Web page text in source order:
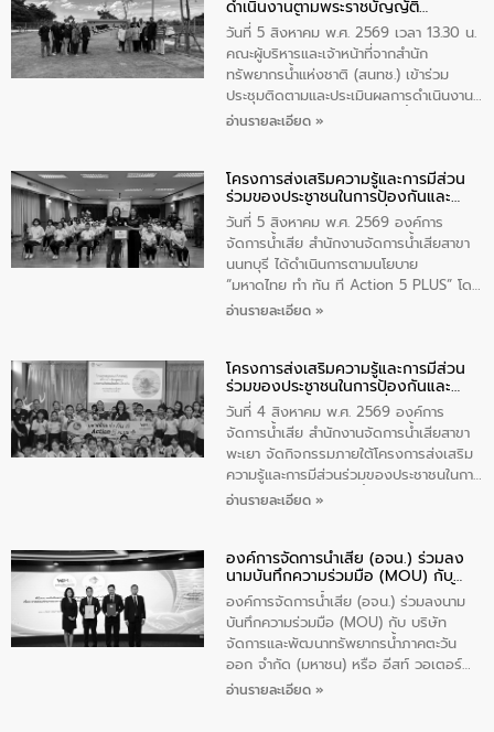
ดำเนินงานตามพระราชบัญญัติ
ทรัพยากรน้ำ พ.ศ. 2561 ประจำ
ปีงบประมาณ พ.ศ. 2569
วันที่ 5 สิงหาคม พ.ศ. 2569 เวลา 13.30 น.
คณะผู้บริหารและเจ้าหน้าที่จากสำนัก
ทรัพยากรน้ำแห่งชาติ (สนทช.) เข้าร่วม
ประชุมติดตามและประเมินผลการดำเนินงาน
ตามพระราชบัญญัติทรัพยากรน้ำ พ.ศ. 2561
วัดสิงห์ จังหวัดชัยนาท โดยมีนายแสงชัย
สุขชื่น นายกเทศมนตรีตำบลวัดสิงห์ คณะผู้
บริหารเทศบาลตำบลวัดสิงห์ ผู้นำชุมชน และ
ประชาชนในพื้นที่เทศบาลตำบลวัดสิงก์ที่มี
ส่วนได้ส่วนเสียในโครงก่อสร้างศูนย์บริหาร
จัดการคุณภาพน้ำเทศบาลตำบลวัดสิงห์
จังหวัดชัยนาท ให้การต้อนรับ
อ่านรายละเอียด »
โครงการส่งเสริมความรู้และการมีส่วน
ร่วมของประชาชนในการป้องกันและ
แก้ไขปัญหาน้ำเสียอย่างยั่งยืน
วันที่ 5 สิงหาคม พ.ศ. 2569 องค์การ
จัดการน้ำเสีย สำนักงานจัดการน้ำเสียสาขา
นนทบุรี ได้ดำเนินการตามนโยบาย
“มหาดไทย ทำ ทัน ที Action 5 PLUS” โดย
จัดโครงการส่งเสริมความรู้และการมีส่วน
“ชุมชนร่วมใจ น้ำใสยั่งยืน” ได้บรรยายให้
ความรู้เกี่ยวกับการจัดการน้ำเสียและการใช้
ถังดักไขมันให้แก่นักเรียนโรงเรียนวัดบ่อ
(นันทวิทยา) เทศบาลนครปากเกร็ด อำเภอ
ปากเกร็ด จังหวัดนนทบุรี จำนวน 30 คน
อ่านรายละเอียด »
โครงการส่งเสริมความรู้และการมีส่วน
ร่วมของประชาชนในการป้องกันและ
แก้ไขปัญหาน้ำเสียอย่างยั่งยืน
วันที่ 4 สิงหาคม พ.ศ. 2569 องค์การ
จัดการน้ำเสีย สำนักงานจัดการน้ำเสียสาขา
พะเยา จัดกิจกรรมภายใต้โครงการส่งเสริม
ความรู้และการมีส่วนร่วมของประชาชนในการ
ป้องกันและแก้ไขปัญหาน้ำเสียอย่างยั่งยืน
ชุมชนและการบำบัดน้ำเสียเบื้องต้น ให้กับ
นักเรียนชั้นประถมศึกษาปีที่ 5 โรงเรียน
เทศบาล 1 (พะเยาประชานุกูล) จำนวน 30
คน
อ่านรายละเอียด »
องค์การจัดการน้ำเสีย (อจน.) ร่วมลง
นามบันทึกความร่วมมือ (MOU) กับ
บริษัท จัดการและพัฒนาทรัพยากรน้ำ
ภาคตะวันออก จำกัด (มหาชน) หรือ อีส
ท์ วอเตอร์
องค์การจัดการน้ำเสีย (อจน.) ร่วมลงนาม
บันทึกความร่วมมือ (MOU) กับ บริษัท
จัดการและพัฒนาทรัพยากรน้ำภาคตะวัน
ออก จำกัด (มหาชน) หรือ อีสท์ วอเตอร์
เมื่อวันอังคารที่ 4 สิงหาคม 2569 ณ ห้อง
อ่านรายละเอียด »